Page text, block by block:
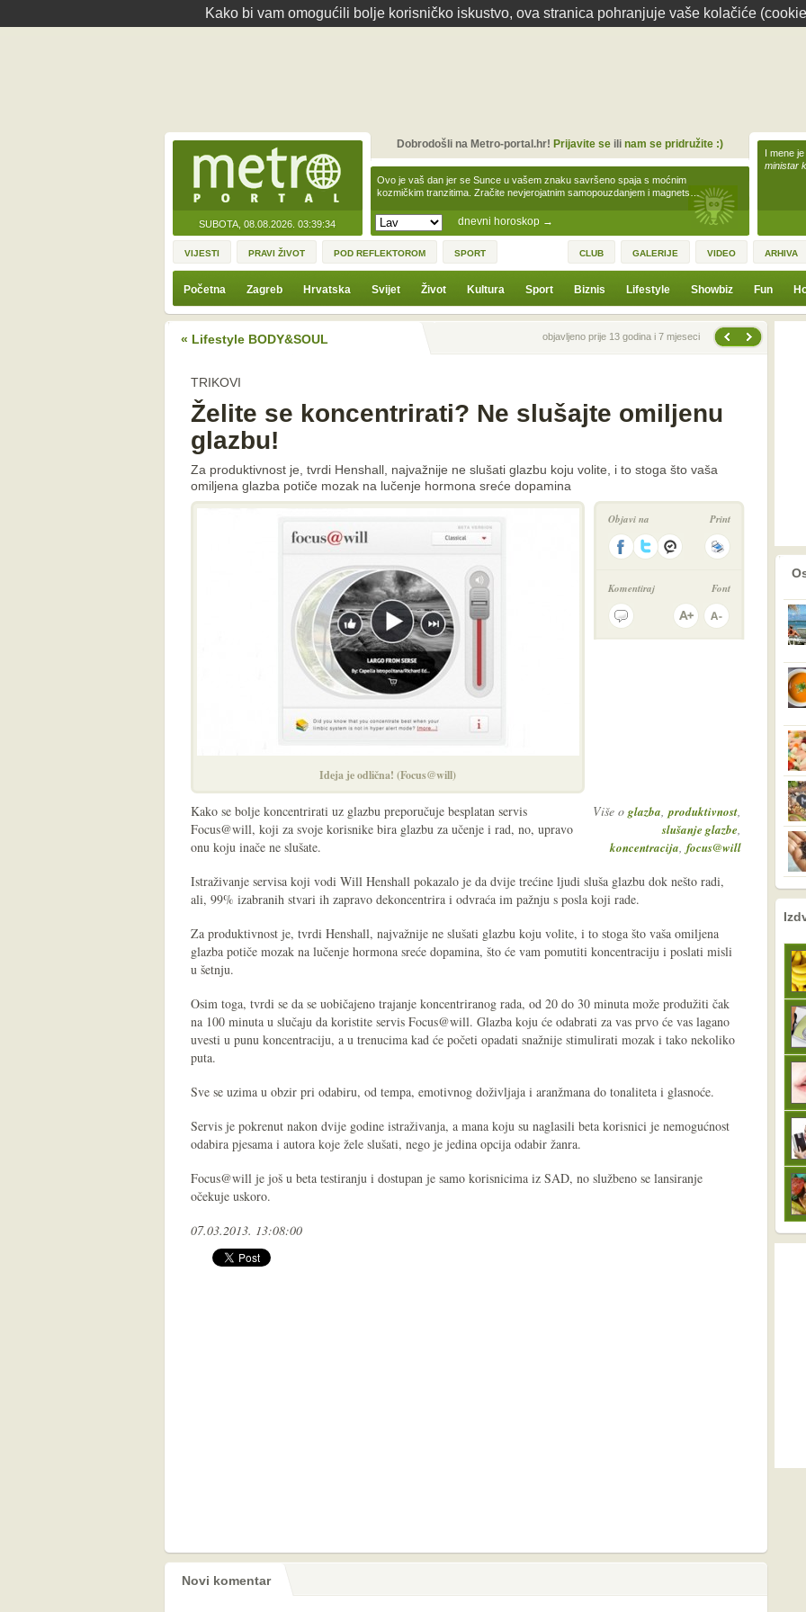
Kako bi vam omogućili bolje korisničko iskustvo, ova stranica pohranjuje vaše kolačiće
SUBOTA, 08.08.2026. 03:39:34 dnevni horoskop →
Ovo je vaš dan jer se Sunce u vašem znaku savršeno spaja s moćnim
kozmičkim tranzitima. Zračite nevjerojatnim samopouzdanjem i magnets…
Dobrodošli na Metro-portal.hr! Prijavite seili nam se pridružite :)
I mene
ministar
VIJESTI PRAVI ŽIVOT POD REFLEKTOROM SPORT CLUB GALERIJE VIDEO ARHIVA
Početna Zagreb Hrvatska Svijet Život Kultura Sport Biznis Lifestyle Showbiz Fun
« Lifestyle BODY&SOUL Prethodna vijestobjavljeno prije 13 godina i 7 mjeseci
TRIKOVI
Želite se koncentrirati? Ne slušajte omiljenu
glazbu!
Za produktivnost je, tvrdi Henshall, najvažnije ne slušati glazbu koju volite, i to stoga što vaša
omiljena glazba potiče mozak na lučenje hormona sreće dopamina
Ideja je odlična! (Focus@will)
Objavi na Print
Komentiraj Font
Više o glazba,produktivnost,
slušanje glazbe,
koncentracija, focus@will
Kako se bolje koncentrirati uz glazbu preporučuje besplatan servis
Focus@will, koji za svoje korisnike bira glazbu za učenje i rad, no, upravo
onu koju inače ne slušate.
Istraživanje servisa koji vodi Will Henshall pokazalo je da dvije trećine ljudi sluša glazbu dok nešto radi,
ali, 99% izabranih stvari ih zapravo dekoncentrira i odvraća im pažnju s posla koji rade.
Za produktivnost je, tvrdi Henshall, najvažnije ne slušati glazbu koju volite, i to stoga što vaša omiljena
glazba potiče mozak na lučenje hormona sreće dopamina, što će vam pomutiti koncentraciju i poslati misli
u šetnju.
Osim toga, tvrdi se da se uobičajeno trajanje koncentriranog rada, od 20 do 30 minuta može produžiti čak
na 100 minuta u slučaju da koristite servis Focus@will. Glazba koju će odabrati za vas prvo će vas lagano
uvesti u punu koncentraciju, a u trenucima kad će početi opadati snažnije stimulirati mozak i tako nekoliko
puta.
Sve se uzima u obzir pri odabiru, od tempa, emotivnog doživljaja i aranžmana do tonaliteta i glasnoće.
Servis je pokrenut nakon dvije godine istraživanja, a mana koju su naglasili beta korisnici je nemogućnost
odabira pjesama i autora koje žele slušati, nego je jedina opcija odabir žanra.
Focus@will je još u beta testiranju i dostupan je samo korisnicima iz SAD, no službeno se lansiranje
očekuje uskoro.
07.03.2013. 13:08:00
Novi komentar
nema prethodne
sljedeće